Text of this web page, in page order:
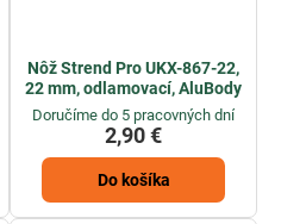
Nôž Strend Pro UKX-867-22,
22 mm, odlamovací, AluBody
Doručíme do 5 pracovných dní
2,90 €
Do košíka